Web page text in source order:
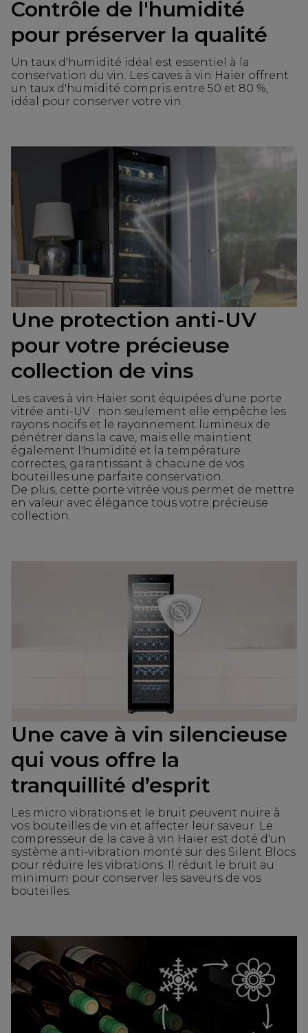
Contrôle de l'humidité
pour préserver la qualité
Un taux d'humidité idéal est essentiel à la
conservation du vin. Les caves à vin Haier offrent
un taux d'humidité compris entre 50 et 80 %,
idéal pour conserver votre vin.
Une protection anti-UV
pour votre précieuse
collection de vins
Les caves à vin Haier sont équipées d'une porte
vitrée anti-UV : non seulement elle empêche les
rayons nocifs et le rayonnement lumineux de
pénétrer dans la cave, mais elle maintient
également l'humidité et la température
correctes, garantissant à chacune de vos
bouteilles une parfaite conservation.
De plus, cette porte vitrée vous permet de mettre
en valeur avec élégance tous votre précieuse
collection.
Une cave à vin silencieuse
qui vous offre la
tranquillité d’esprit
Les micro vibrations et le bruit peuvent nuire à
vos bouteilles de vin et affecter leur saveur. Le
compresseur de la cave à vin Haier est doté d'un
système anti-vibration monté sur des Silent Blocs
pour réduire les vibrations. Il réduit le bruit au
minimum pour conserver les saveurs de vos
bouteilles.